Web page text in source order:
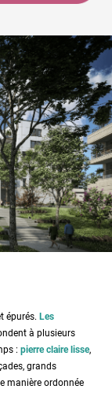
épurés. Les
à plusieurs
: pierre claire lisse,
grands
manière ordonnée